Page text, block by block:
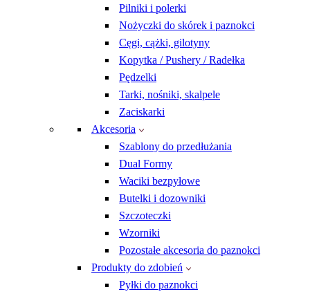
Pilniki i polerki
Nożyczki do skórek i paznokci
Cęgi, cążki, gilotyny
Kopytka / Pushery / Radełka
Pędzelki
Tarki, nośniki, skalpele
Zaciskarki
Akcesoria
Szablony do przedłużania
Dual Formy
Waciki bezpyłowe
Butelki i dozowniki
Szczoteczki
Wzorniki
Pozostałe akcesoria do paznokci
Produkty do zdobień
Pyłki do paznokci